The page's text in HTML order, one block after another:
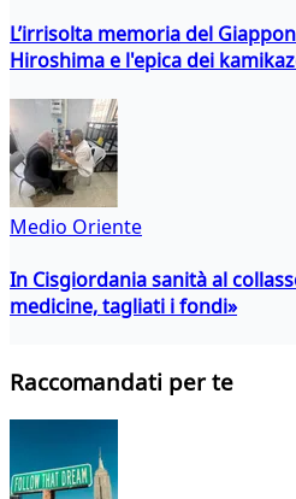
L’irrisolta memoria del
Hiroshima e l'epica dei
Medio Oriente
In Cisgiordania sanità al
medicine, tagliati i fondi»
Raccomandati per te